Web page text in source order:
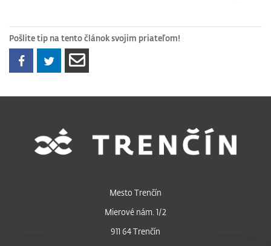
Pošlite tip na tento článok svojim priateľom!
Mesto Trenčín
Mierové nám. 1/2
911 64 Trenčín